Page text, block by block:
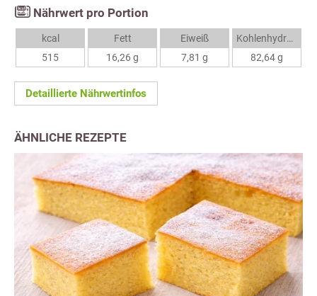
Nährwert pro Portion
kcal
515
Fett
16,26 g
Eiweiß
7,81 g
Kohlenhydrate
82,64 g
Detaillierte Nährwertinfos
ÄHNLICHE REZEPTE